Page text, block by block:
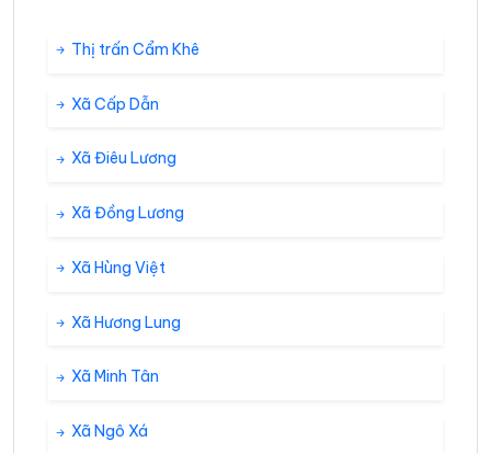
Thị trấn Cẩm Khê
Xã Cấp Dẫn
Xã Điêu Lương
Xã Đồng Lương
Xã Hùng Việt
Xã Hương Lung
Xã Minh Tân
Xã Ngô Xá